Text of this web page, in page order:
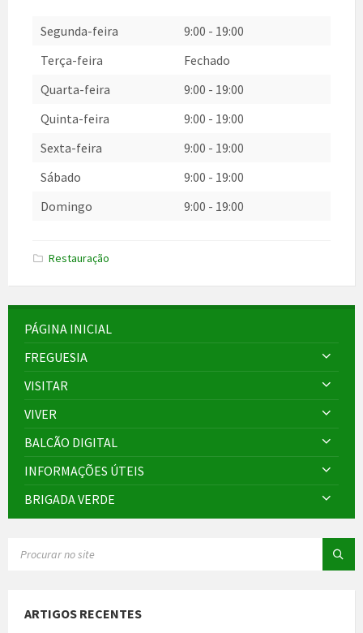
Segunda-feira 9:00 - 19:00
Terça-feira
Fechado
Quarta-feira
9:00 - 19:00
Quinta-feira
9:00 - 19:00
Sexta-feira
9:00 - 19:00
Sábado
9:00 - 19:00
Domingo
9:00 - 19:00
Restauração
PÁGINA INICIAL
FREGUESIA
VISITAR
VIVER
BALCÃO DIGITAL
INFORMAÇÕES ÚTEIS
BRIGADA VERDE
ARTIGOS RECENTES